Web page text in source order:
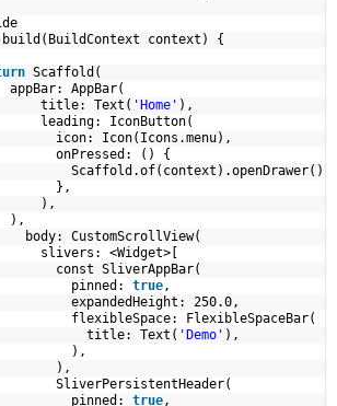
build(BuildContext context) {
Scaffold(
appBar: AppBar(
title: Text( 'Home' ),
leading: IconButton(
icon: Icon(Icons.menu),
onPressed: () {
Scaffold.of(context).openDrawer();
},
),
),
body: CustomScrollView(
slivers: <Widget>[
const SliverAppBar(
pinned: true,
expandedHeight: 250.0,
flexibleSpace: FlexibleSpaceBar(
title: Text( 'Demo' ),
),
),
SliverPersistentHeader(
pinned: true,